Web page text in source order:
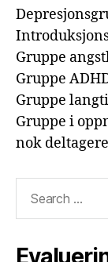
Gruppe
Gruppe
Gruppe
Gruppe i
nok